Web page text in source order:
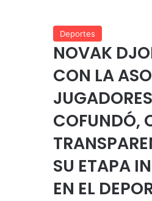
Deportes
NOVAK
CON LA
COFUNDÓ,
SU ETAPA
EN EL